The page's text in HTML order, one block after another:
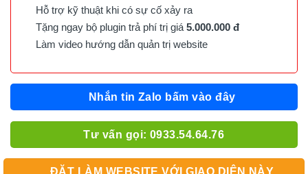
Hỗ trợ kỹ thuật khi có sự cố xảy ra
Tặng ngay bộ plugin trả phí trị giá 5.000.000 đ
Làm video hướng dẫn quản trị website
Nhắn tin Zalo bấm vào đây
Tư vấn gọi: 0933.54.64.76